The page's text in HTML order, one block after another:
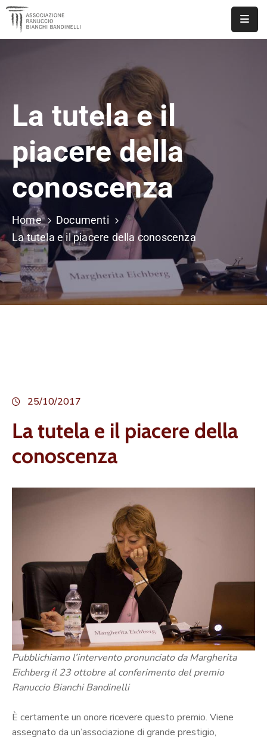
DOCUMENTI
PUBBLICAZIONI
CONTATTI
La tutela e il
piacere della
conoscenza
Home
Documenti
La tutela e il piacere della conoscenza
25/10/2017
La tutela e il piacere della
conoscenza
Pubblichiamo l’intervento pronunciato da Margherita
Eichberg il 23 ottobre al conferimento del premio
Ranuccio Bianchi Bandinelli
È certamente un onore ricevere questo premio. Viene
assegnato da un’associazione di grande prestigio,